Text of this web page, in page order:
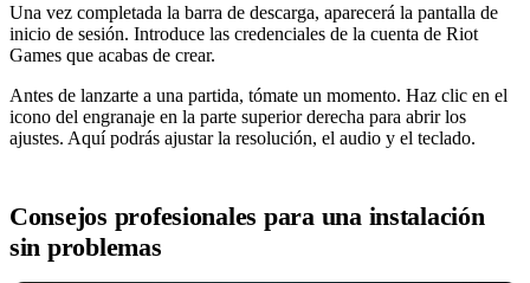
Una vez completada la barra de descarga, aparecerá la pantalla de
inicio de sesión. Introduce las credenciales de la cuenta de Riot
Games que acabas de crear.
Antes de lanzarte a una partida, tómate un momento. Haz clic en el
icono del engranaje en la parte superior derecha para abrir los
ajustes. Aquí podrás ajustar la resolución, el audio y el teclado.
Consejos profesionales para una instalación
sin problemas